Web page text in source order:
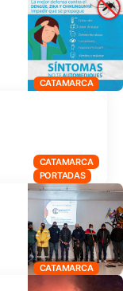
CATAMARCA
CATAMARCA
PORTADAS
CATAMARCA